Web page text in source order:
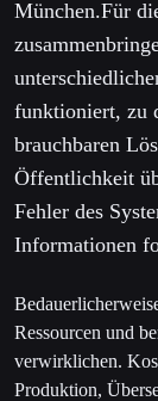
München.Für
funktioniert, zu
brauchbaren
Öffentlichkeit
Fehler des
Informationen
Ressourcen und
verwirklichen.
Produktion,